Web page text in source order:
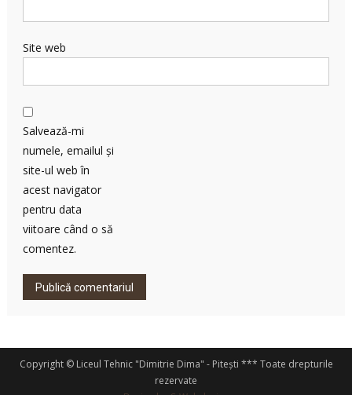
Site web
Salvează-mi
numele, emailul și
site-ul web în
acest navigator
pentru data
viitoare când o să
comentez.
Copyright © Liceul Tehnic "Dimitrie Dima" - Pitești *** Toate drepturile
rezervate